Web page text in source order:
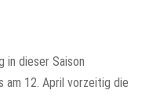
in dieser Saison
am 12. April vorzeitig die